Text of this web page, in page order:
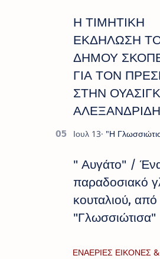
Η ΤΙΜΗΤΙΚΗ
ΕΚΔΗΛΩΣΗ
ΔΗΜΟΥ
ΓΙΑ ΤΟΝ
ΣΤΗΝ
ΑΛΕΞΑΝΔΡΙΔΗ
" Αυγάτο" /
παραδοσιακό
κουταλιού, από
"Γλωσσιώτισα"
ΕΝΑΕΡΙΕΣ ΕΙΚΟΝΕΣ